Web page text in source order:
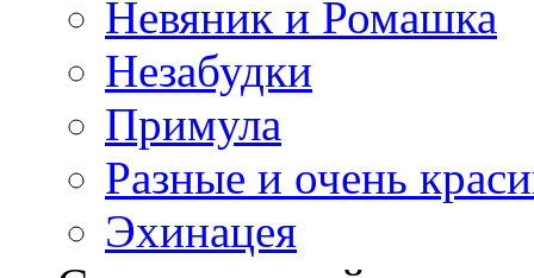
Невяник и Ромашка
Незабудки
Примула
Разные и очень
Эхинацея